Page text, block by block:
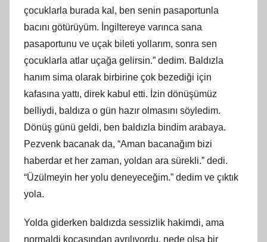
çocuklarla burada kal, ben senin pasaportunla
bacını götürüyüm. İngiltereye varınca sana
pasaportunu ve uçak bileti yollarım, sonra sen
çocuklarla atlar uçağa gelirsin.” dedim. Baldızla
hanım sima olarak birbirine çok bezediği için
kafasına yattı, direk kabul etti. İzin dönüşümüz
belliydi, baldıza o gün hazır olmasını söyledim.
Dönüş günü geldi, ben baldızla bindim arabaya.
Pezvenk bacanak da, “Aman bacanağım bizi
haberdar et her zaman, yoldan ara sürekli.” dedi.
“Üzülmeyin her yolu deneyeceğim.” dedim ve çıktık
yola.
Yolda giderken baldızda sessizlik hakimdi, ama
normaldi kocasından ayrılıyordu, nede olsa bir